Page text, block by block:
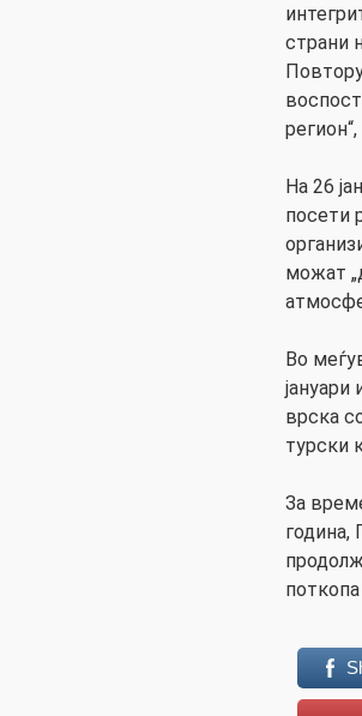
страни
На 26
посети
можат
Во
врска
турски
За
година,